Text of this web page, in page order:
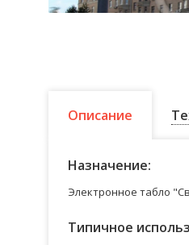
Описание
Назначение:
Электронное табло
Типичное